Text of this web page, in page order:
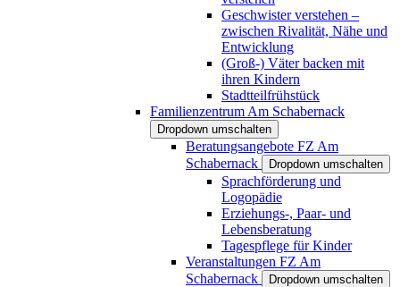
Geschwister verstehen –
zwischen Rivalität, Nähe und
Entwicklung
(Groß-) Väter backen mit
ihren Kindern
Stadtteilfrühstück
Familienzentrum Am Schabernack
Dropdown umschalten
Beratungsangebote FZ Am
Schabernack
Dropdown umschalten
Sprachförderung und
Logopädie
Erziehungs-, Paar- und
Lebensberatung
Tagespflege für Kinder
Veranstaltungen FZ Am
Schabernack
Dropdown umschalten